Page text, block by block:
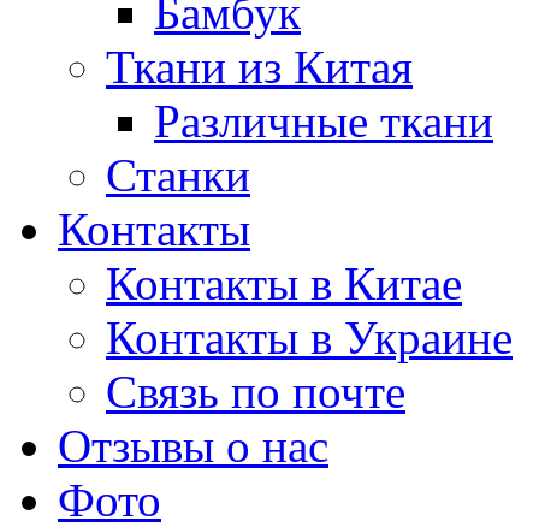
Бамбук
Ткани из Китая
Различные ткани
Станки
Контакты
Контакты в Китае
Контакты в Украине
Связь по почте
Отзывы о нас
Фото